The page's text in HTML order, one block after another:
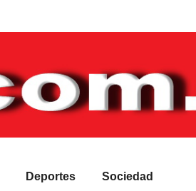
Deportes Sociedad